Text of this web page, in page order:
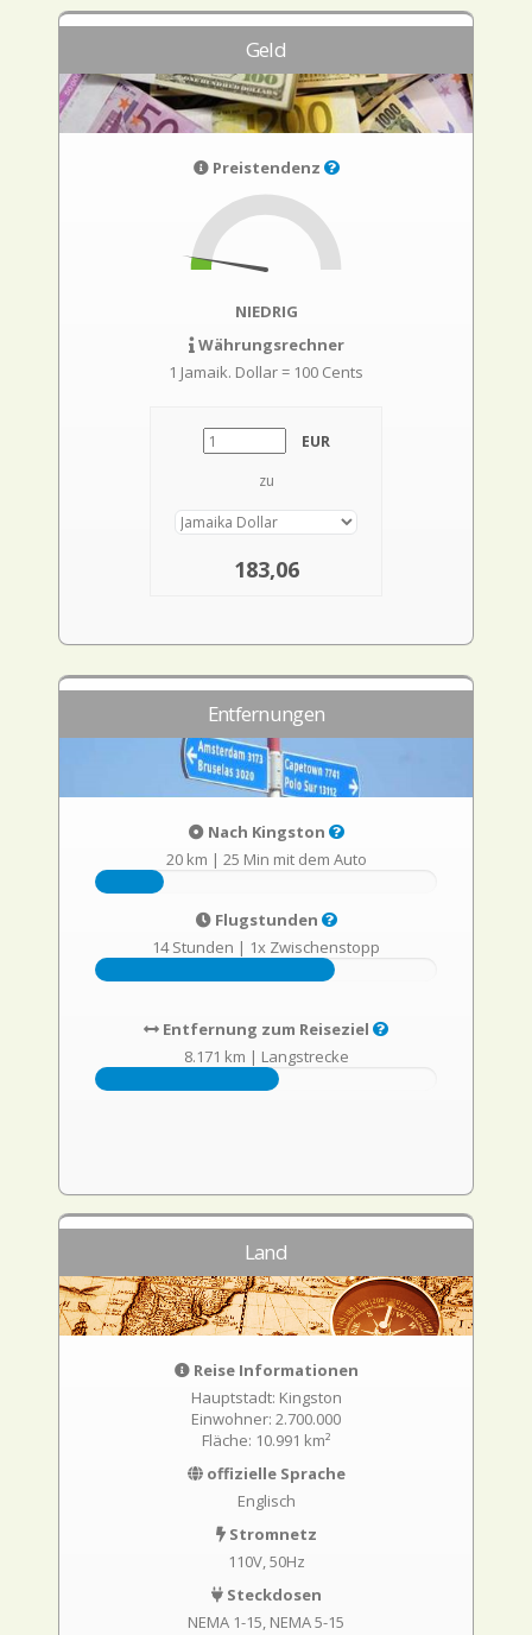
Geld
Preistendenz
NIEDRIG
Währungsrechner
1 Jamaik. Dollar = 100 Cents
EUR
zu
183,06
Entfernungen
Nach Kingston
20 km | 25 Min mit dem Auto
Flugstunden
14 Stunden | 1x Zwischenstopp
Entfernung zum Reiseziel
8.171 km | Langstrecke
Land
Reise Informationen
Hauptstadt: Kingston
Einwohner: 2.700.000
Fläche: 10.991 km²
offizielle Sprache
Englisch
Stromnetz
110V, 50Hz
Steckdosen
NEMA 1-15 NEMA 5-15